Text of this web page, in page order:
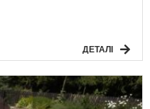
ДЕТАЛІ